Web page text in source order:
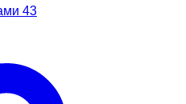
43